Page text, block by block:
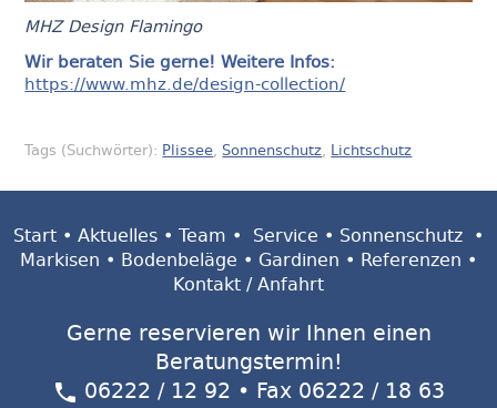
MHZ Design Flamingo
Wir beraten Sie gerne! Weitere Infos:
https://www.mhz.de/design-collection/
Tags (Suchwörter): Plissee, Sonnenschutz, Lichtschutz
Start • Aktuelles • Team • Service • Sonnenschutz •
Markisen • Bodenbeläge • Gardinen • Referenzen •
Kontakt / Anfahrt
Gerne reservieren wir Ihnen einen
Beratungstermin!
06222 / 12 92 • Fax 06222 / 18 63